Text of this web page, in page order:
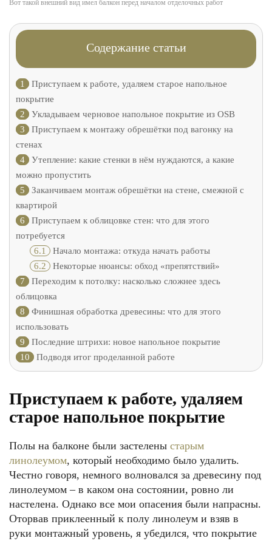
Вот такой внешний вид имел балкон перед началом отделочных работ
Содержание статьи
1
Приступаем к работе, удаляем старое напольное
покрытие
2
Укладываем черновое напольное покрытие из OSB
3
Приступаем к монтажу обрешётки под вагонку на
стенах
4
Утепление: какие стенки в нём нуждаются, а какие
можно пропустить
5
Заканчиваем монтаж обрешётки на стене, смежной с
квартирой
6
Приступаем к облицовке стен: что для этого
потребуется
6.1 Начало монтажа: откуда начать работы
6.2 Некоторые нюансы: обход «препятствий»
7
Переходим к потолку: насколько сложнее здесь
облицовка
8
Финишная обработка древесины: что для этого
использовать
9
Последние штрихи: новое напольное покрытие
10
Подводя итог проделанной работе
Приступаем к работе, удаляем
старое напольное покрытие
Полы на балконе были застелены старым
линолеумом, который необходимо было удалить.
Честно говоря, немного волновался за древесину под
линолеумом – в каком она состоянии, ровно ли
настелена. Однако все мои опасения были напрасны.
Оторвав приклеенный к полу линолеум и взяв в
руки монтажный уровень, я убедился, что покрытие